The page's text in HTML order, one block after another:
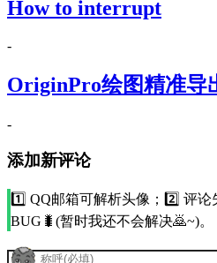
How to interrupt
-
OriginPro绘图精准导
-
添加新评论
1️⃣ QQ邮箱可解析头像；2️⃣ 评
BUG🐛(暂时我还不会解决🙇~)。